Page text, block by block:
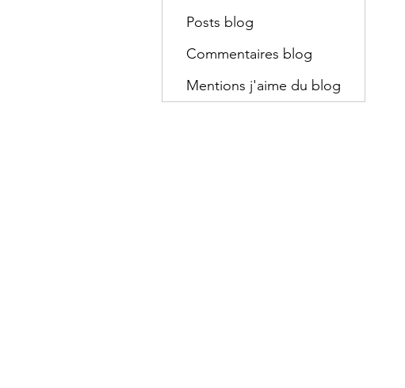
Posts blog
Commentaires blog
Mentions j'aime du blog